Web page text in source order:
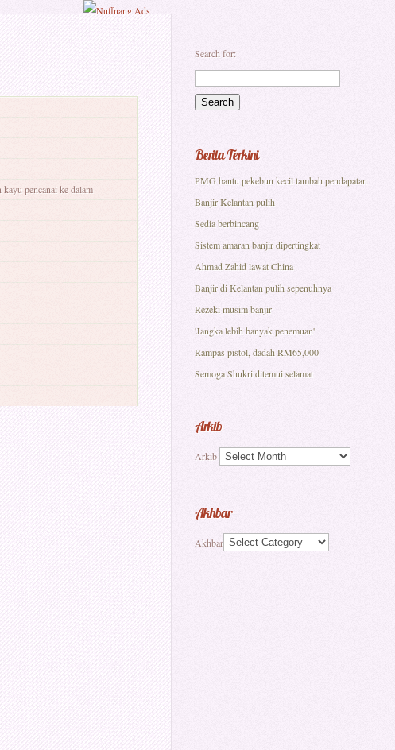
pencanai ke dalam
Search for:
Berita Terkini
PMG bantu pekebun kecil tambah pendapatan
Banjir Kelantan pulih
Sedia berbincang
Sistem amaran banjir dipertingkat
Ahmad Zahid lawat China
Banjir di Kelantan pulih sepenuhnya
Rezeki musim banjir
'Jangka lebih banyak penemuan'
Rampas pistol, dadah RM65,000
Semoga Shukri ditemui selamat
Arkib
Arkib
Akhbar
Akhbar